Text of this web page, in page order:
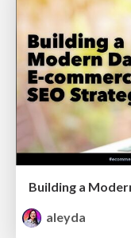
aleyda